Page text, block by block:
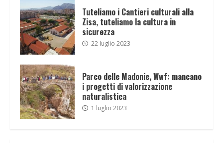
Tuteliamo i Cantieri culturali alla
Zisa, tuteliamo la cultura in
sicurezza
22 luglio 2023
Parco delle Madonie, Wwf: mancano
i progetti di valorizzazione
naturalistica
1 luglio 2023